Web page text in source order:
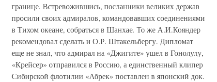
границе. Встревожившись, посланники великих держав
просили своих адмиралов, командовавших соединениями
в Тихом океане, собраться в Шанхае. То же А.И.Кояндер
рекомендовал сделать и О.Р. Штакельбергу. Дипломат
еще не знал, что адмирал на «Джигите» ушел в Гонолулу,
«Крейсер» отправился в Россию, а единственный клипер
Сибирской флотилии «Абрек» поставлен в японский док.